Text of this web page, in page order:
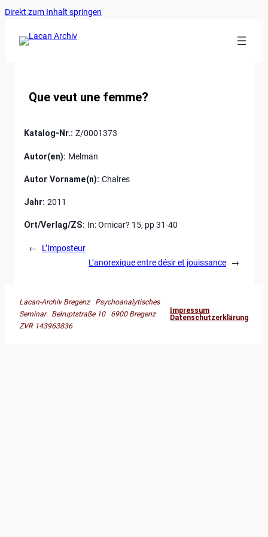
Direkt zum Inhalt springen
Que veut une femme?
Katalog-Nr.: Z/0001373
Autor(en): Melman
Autor Vorname(n): Chalres
Jahr: 2011
Ort/Verlag/ZS: In: Ornicar? 15, pp 31-40
←
L’Imposteur
L’anorexique entre désir et jouissance
→
Lacan-Archiv Bregenz Psychoanalytisches
Seminar Belruptstraße 10 6900 Bregenz
ZVR 143963836
Impressum
Datenschutzerklärung